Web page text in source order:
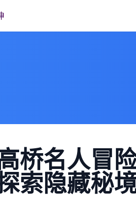
桥名人冒
索隐藏秘